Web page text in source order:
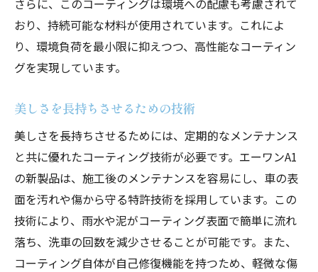
おり、持続可能な材料が使用されています。これによ
り、環境負荷を最小限に抑えつつ、高性能なコーティン
グを実現しています。
美しさを長持ちさせるための技術
美しさを長持ちさせるためには、定期的なメンテナンス
と共に優れたコーティング技術が必要です。エーワンA1
の新製品は、施工後のメンテナンスを容易にし、車の表
面を汚れや傷から守る特許技術を採用しています。この
技術により、雨水や泥がコーティング表面で簡単に流れ
落ち、洗車の回数を減少させることが可能です。また、
コーティング自体が自己修復機能を持つため、軽微な傷